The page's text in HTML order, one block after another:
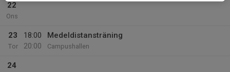
22
Ons
23
Tor
18:00
20:00
Medeldistansträning
Campushallen
24